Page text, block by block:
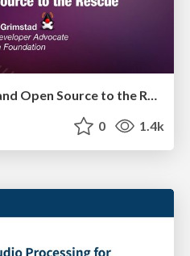
AI in Enterprises - Java and Open Source to the Rescue
0 1.4k